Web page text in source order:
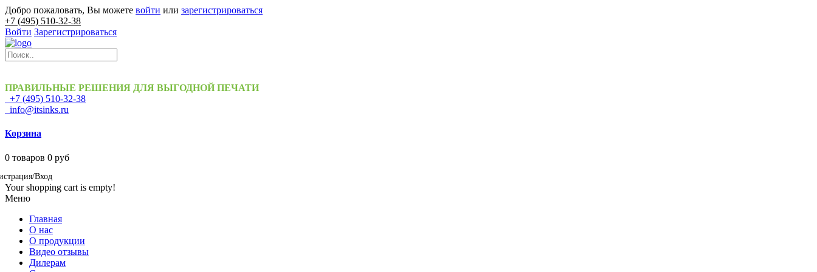
Добро пожаловать, Вы можете войти или зарегистрироваться
+7 (495) 510-32-38
Войти Зарегистрироваться
ПРАВИЛЬНЫЕ РЕШЕНИЯ ДЛЯ ВЫГОДНОЙ ПЕЧАТИ
+7 (495) 510-32-38
info@itsinks.ru
Корзина
0 товаров 0 руб
Вход
Your shopping cart is empty!
Меню
Главная
О нас
О продукции
Видео отзывы
Дилерам